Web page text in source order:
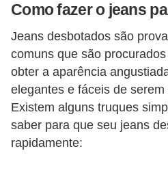
Como fazer o jeans
Jeans desbotados são
comuns que são
obter a aparência
elegantes e fáceis de
Existem alguns truques
saber para que seu jeans
rapidamente: